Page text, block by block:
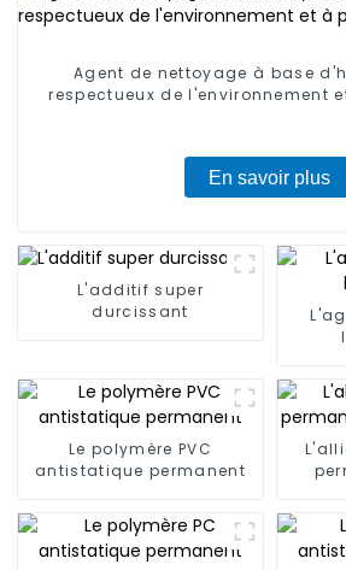
Agent de nettoyage à base
respectueux de l'environnement
En savoir plus
L'additif super
durcissant
Le polymère PVC
antistatique permanent